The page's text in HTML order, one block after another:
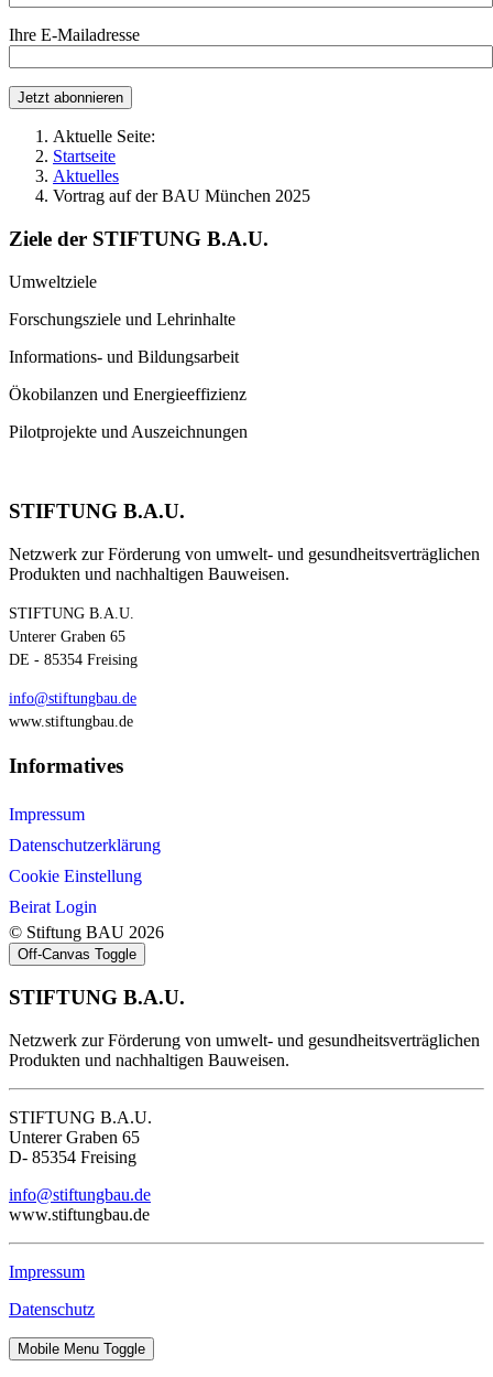
Ihre E-Mailadresse
Aktuelle Seite:
Startseite
Aktuelles
Vortrag auf der BAU München 2025
Ziele der STIFTUNG B.A.U.
Umweltziele
Forschungsziele und Lehrinhalte
Informations- und Bildungsarbeit
Ökobilanzen und Energieeffizienz
Pilotprojekte und Auszeichnungen
STIFTUNG B.A.U.
Netzwerk zur Förderung von umwelt- und gesundheitsverträglichen
Produkten und nachhaltigen Bauweisen.
STIFTUNG B.A.U.
Unterer Graben 65
DE - 85354 Freising
info@stiftungbau.de
www.stiftungbau.de
Informatives
Impressum
Datenschutzerklärung
Cookie Einstellung
Beirat Login
© Stiftung BAU 2026
Off-Canvas Toggle
STIFTUNG B.A.U.
Netzwerk zur Förderung von umwelt- und gesundheitsverträglichen
Produkten und nachhaltigen Bauweisen.
STIFTUNG B.A.U.
Unterer Graben 65
D- 85354 Freising
info@stiftungbau.de
www.stiftungbau.de
Impressum
Datenschutz
Mobile Menu Toggle